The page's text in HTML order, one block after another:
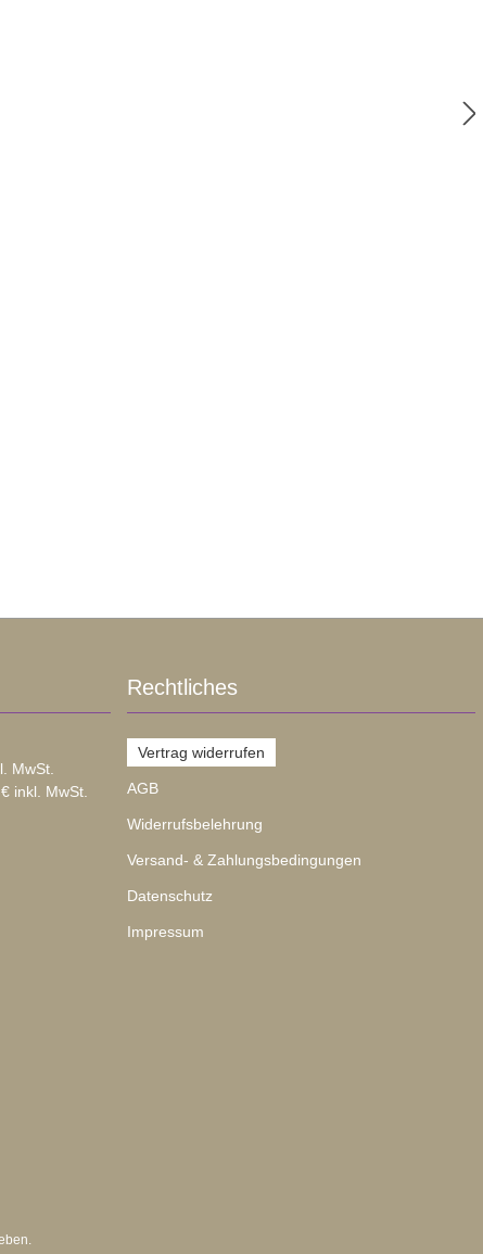
MwSt.
inkl. MwSt.
Rechtliches
Vertrag widerrufen
AGB
Widerrufsbelehrung
Versand- & Zahlungsbedingungen
Datenschutz
Impressum